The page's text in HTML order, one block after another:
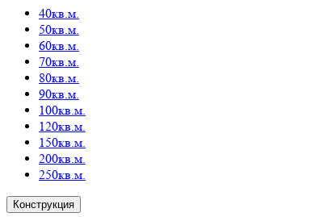
40кв.м.
50кв.м.
60кв.м.
70кв.м.
80кв.м.
90кв.м.
100кв.м.
120кв.м.
150кв.м.
200кв.м.
250кв.м.
Конструкция